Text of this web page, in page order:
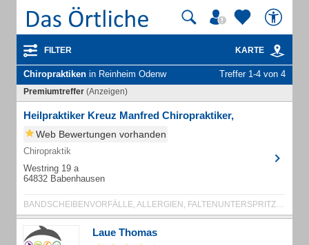
FILTER KARTE
Chiropraktiken in Reinheim Odenw Treffer 1-4 von 4
Premiumtreffer (Anzeigen)
Heilpraktiker Kreuz Manfred Chiropraktiker,
Web Bewertungen vorhanden
Chiropraktik
Westring 19 a
64832 Babenhausen
BANDSCHEIBENVORFÄLLE, ALLERGIEN, FALTENUNTERSPRITZUNG
Laue Thomas